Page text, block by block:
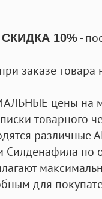
СКИДКА 10%-
при заказе
цены на
товарного
Силденафила по
для